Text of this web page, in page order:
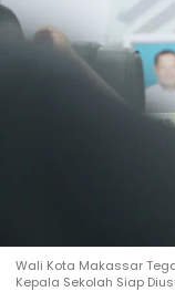
Wali Kota Makassar
Kepala Sekolah Siap